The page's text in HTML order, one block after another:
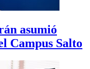
asumió
Campus Salto